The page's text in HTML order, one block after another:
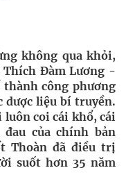
không qua khỏi,
Thích Đàm Lương -
thành công phương
dược liệu bí truyền.
coi cái khổ, cái
của chính bản
Thoàn đã điều trị
suốt hơn 35 năm